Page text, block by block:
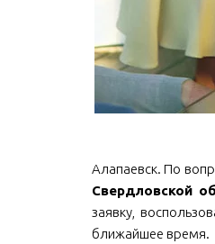
Алапаевск. По
Свердловской
заявку,
ближайшее время.